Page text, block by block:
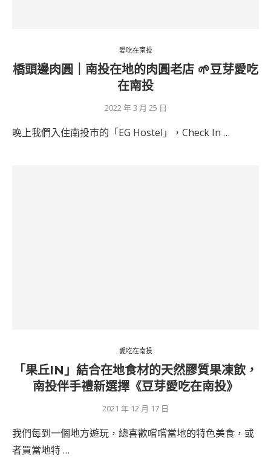
愛吃在南投
橋頭邊肉圓｜南投在地的肉圓老店 🌱豆芽愛吃
在南投
2022 年 3 月 25 日
晚上我們入住南投市的「EG Hostel」，Check In …
愛吃在南投
「果丘IN」結合在地食材的天然膠質果凍飲，
南投伴手禮新選擇《豆芽愛吃在南投》
2021 年 12 月 17 日
我們每到一個地方遊玩，總喜歡嚐嚐當地的特色美食，或
者買當地特 …